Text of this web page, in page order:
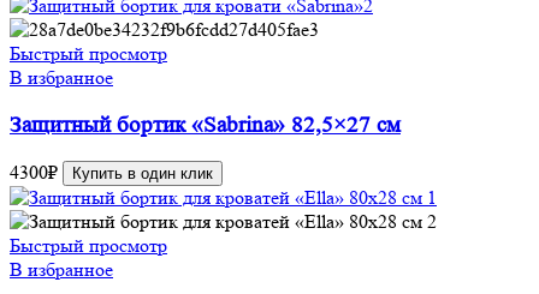
Быстрый просмотр
В избранное
Защитный бортик «Sabrina» 82,5×27 см
4300₽ Купить в один клик
Быстрый просмотр
В избранное